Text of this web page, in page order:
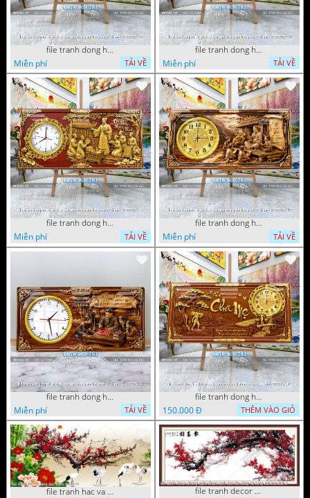
file tranh dong ho tri an thay co ngay nha giao viet nam 20 thang 11 072026 77
Miễn phí
TẢI VỀ
file tranh dong ho tri an thay co ngay nha giao viet nam 20 thang 11 072026 54
Miễn phí
TẢI VỀ
file tranh dong ho tri an thay co ngay nha giao viet nam 20 thang 11 072026 39
Miễn phí
TẢI VỀ
file tranh dong ho tri an thay co ngay nha giao viet nam 20 thang 11 072026 16
Miễn phí
TẢI VỀ
file tranh dong ho tri an thay co ngay nha giao viet nam 20 thang 11 072026 01
Miễn phí
TẢI VỀ
file tranh dong ho thu phap tri an cong on cha me to tien gia dinh 072026 09
150.000 Đ
THÊM VÀO GIỎ
file tranh hac va canh dao nghe thuat vy
file tranh decor phong nghe thuat canh dao thu phap va song nui huu tinh 3